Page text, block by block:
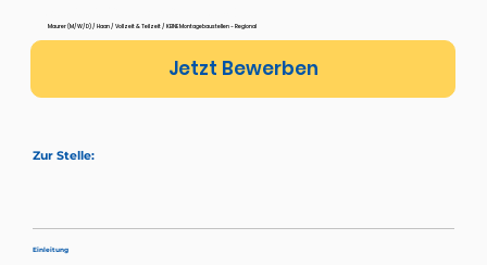
Maurer (M/W/D) / Haan / Vollzeit & Teilzeit / KEINE Montagebaustellen - Regional
Jetzt Bewerben
Zur Stelle:
Einleitung